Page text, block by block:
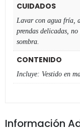
CUIDADOS
Lavar con agua fría,
prendas delicadas,
sombra.
CONTENIDO
Incluye: Vestido en
Información